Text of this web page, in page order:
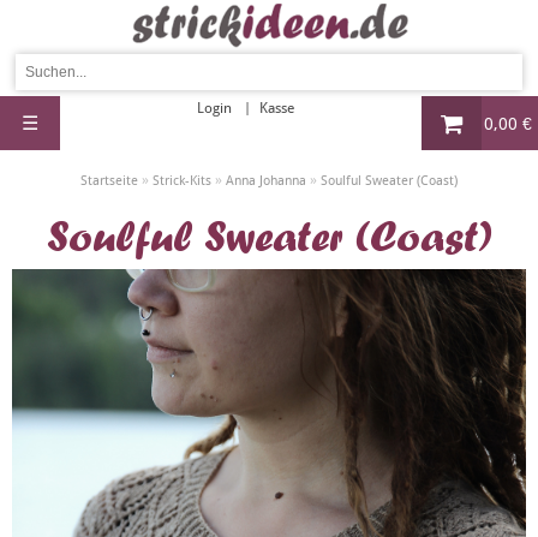
0,00 €
Login Kasse
☰
Startseite » Strick-Kits » Anna Johanna » Soulful Sweater (Coast)
Soulful Sweater (Coast)